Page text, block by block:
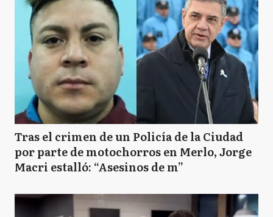
Tras el crimen de un Policía de la Ciudad
por parte de motochorros en Merlo, Jorge
Macri estalló: “Asesinos de m”